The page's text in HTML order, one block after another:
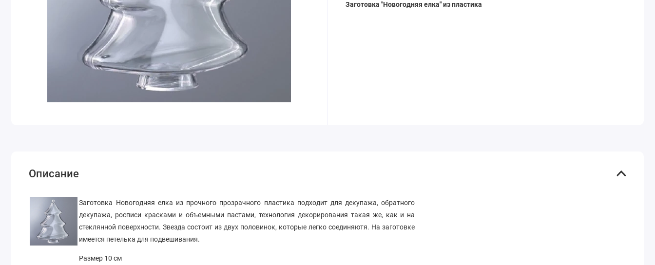
Заготовка "Новогодняя елка" из пластика
Описание
Заготовка Новогодняя елка из прочного прозрачного пластика подходит для декупажа, обратного
декупажа, росписи красками и объемными пастами, технология декорирования такая же, как и на
стеклянной поверхности. Звезда состоит из двух половинок, которые легко соединяютя. На заготовке
имеется петелька для подвешивания.
Размер 10 см